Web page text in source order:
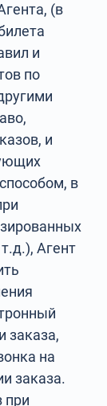
(в
и
по
и
в
Агент
заказа,
на
заказа.
при